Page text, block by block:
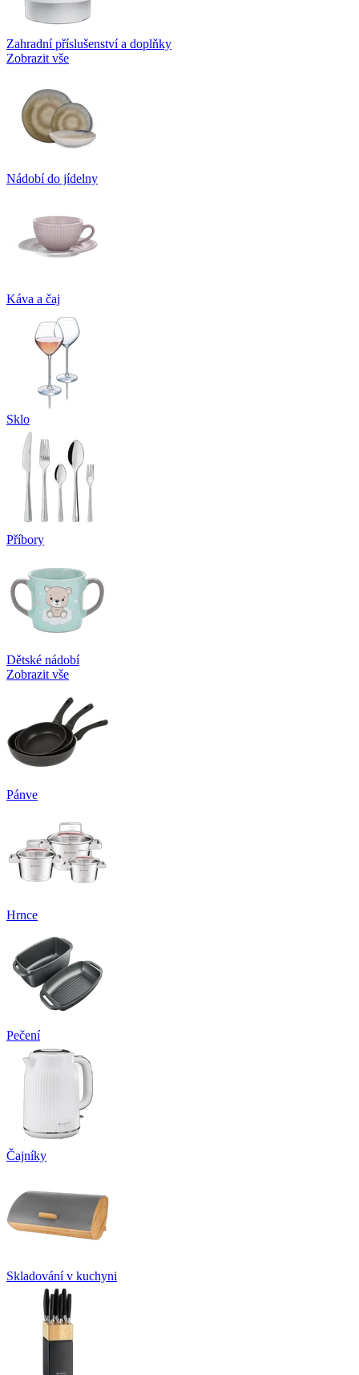
Zahradní příslušenství a doplňky
Zobrazit vše
Nádobí do jídelny
Káva a čaj
Sklo
Příbory
Dětské nádobí
Zobrazit vše
Pánve
Hrnce
Pečení
Čajníky
Skladování v kuchyni